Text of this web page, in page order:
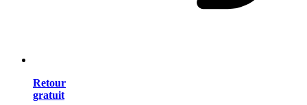
Retour
gratuit